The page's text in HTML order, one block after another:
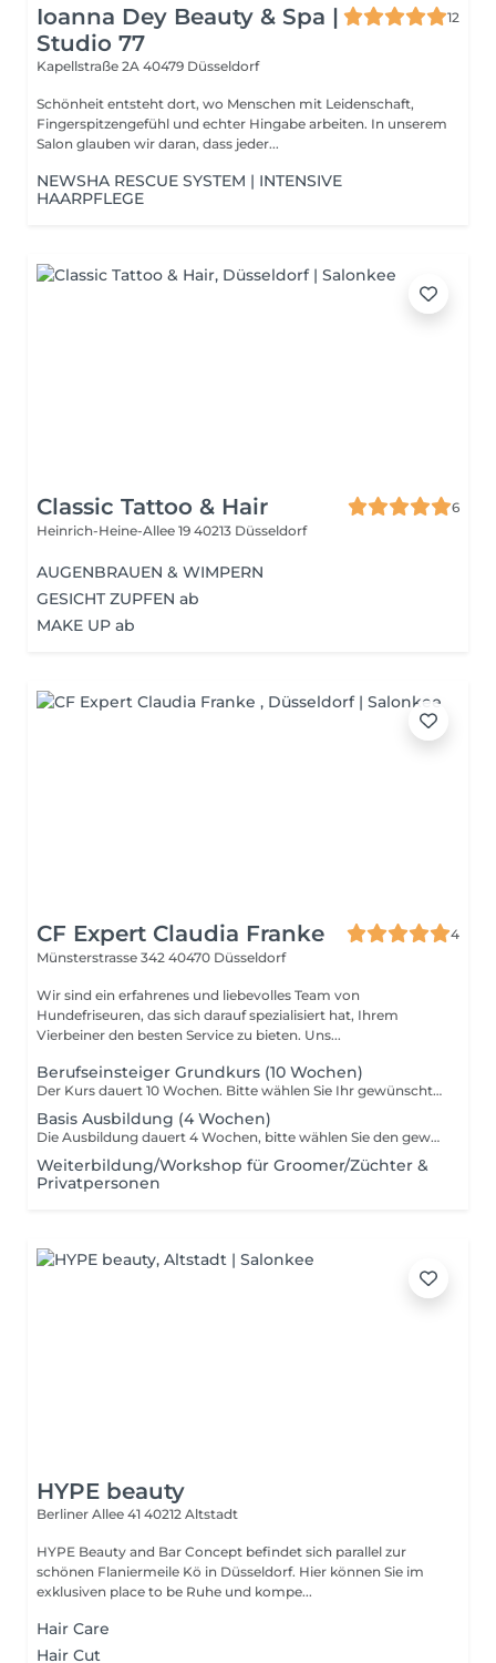
Ioanna Dey Beauty & Spa |
Studio 77
12
Kapellstraße 2A 40479 Düsseldorf
Schönheit entsteht dort, wo Menschen mit Leidenschaft,
Fingerspitzengefühl und echter Hingabe arbeiten. In unserem
Salon glauben wir daran, dass jeder...
NEWSHA RESCUE SYSTEM | INTENSIVE
HAARPFLEGE
Classic Tattoo & Hair
6
Heinrich-Heine-Allee 19 40213 Düsseldorf
AUGENBRAUEN & WIMPERN
GESICHT ZUPFEN ab
MAKE UP ab
CF Expert Claudia Franke
4
Münsterstrasse 342 40470 Düsseldorf
Wir sind ein erfahrenes und liebevolles Team von
Hundefriseuren, das sich darauf spezialisiert hat, Ihrem
Vierbeiner den besten Service zu bieten. Uns...
Berufseinsteiger Grundkurs (10 Wochen)
Der Kurs dauert 10 Wochen. Bitte wählen Sie Ihr gewünschtes Startdatum aus.
Basis Ausbildung (4 Wochen)
Die Ausbildung dauert 4 Wochen, bitte wählen Sie den gewünschten Start-Termin.
Weiterbildung/Workshop für Groomer/Züchter &
Privatpersonen
HYPE beauty
Berliner Allee 41 40212 Altstadt
HYPE Beauty and Bar Concept befindet sich parallel zur
schönen Flaniermeile Kö in Düsseldorf. Hier können Sie im
exklusiven place to be Ruhe und kompe...
Hair Care
Hair Cut